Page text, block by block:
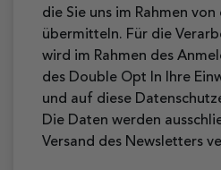
die Sie uns im Rahmen
übermitteln. Für die
wird im Rahmen des
des Double Opt In Ihre
und auf diese
Die Daten werden
Versand des Newsletters